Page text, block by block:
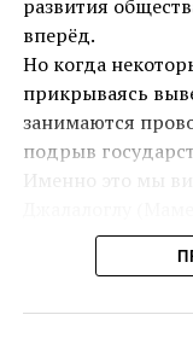
развития
вперёд.
Но когда
прикрываясь
занимаются
подрыв
Именно это мы
нескольких